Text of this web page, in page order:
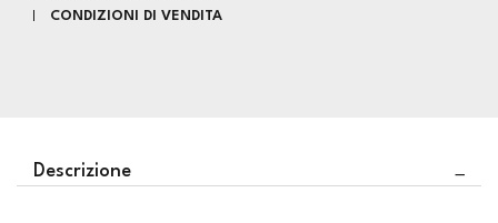
CONDIZIONI DI VENDITA
Descrizione